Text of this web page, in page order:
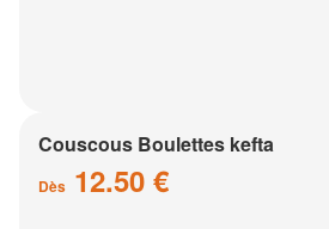
Couscous Boulettes kefta
Dès 12.50 €